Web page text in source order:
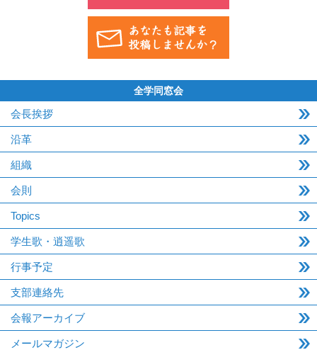
全学同窓会
会長挨拶
沿革
組織
会則
Topics
学生歌・逍遥歌
行事予定
支部連絡先
会報アーカイブ
メールマガジン